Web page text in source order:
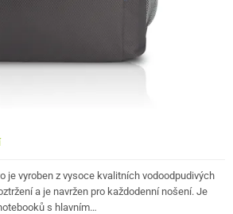
je vyroben z vysoce kvalitních vodoodpudivých
a je navržen pro každodenní nošení. Je
s hlavním…